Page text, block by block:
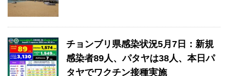
チョンブリ県感染状況5月7日：新規
感染者89人、パタヤは38人、本日パ
タヤでワクチン接種実施